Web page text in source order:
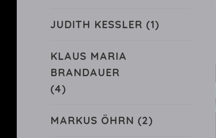
JUDITH KESSLER (1)
KLAUS MARIA
BRANDAUER
(4)
MARKUS ÖHRN (2)